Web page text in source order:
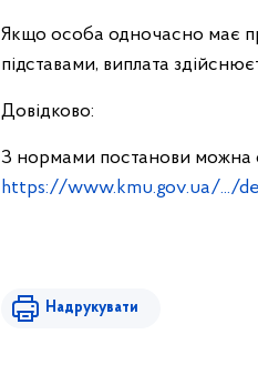
Якщо особа одночасно має
підставами, виплата
Довідково:
З нормами постанови можна
https://www.kmu.gov.ua/.../
Надрукувати